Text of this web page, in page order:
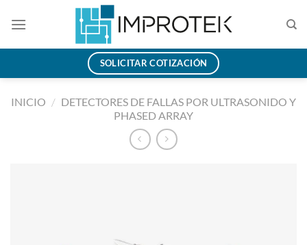
SOLICITAR COTIZACIÓN
INICIO / DETECTORES DE FALLAS POR ULTRASONIDO Y
PHASED ARRAY